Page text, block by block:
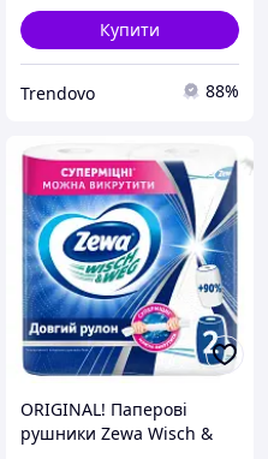
Купити
Trendovo 88%
ORIGINAL! Паперові
рушники Zewa Wisch &